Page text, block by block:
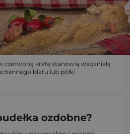
czerwoną kratę stanowią wspaniałą
blatu lub półki
ozdobne?